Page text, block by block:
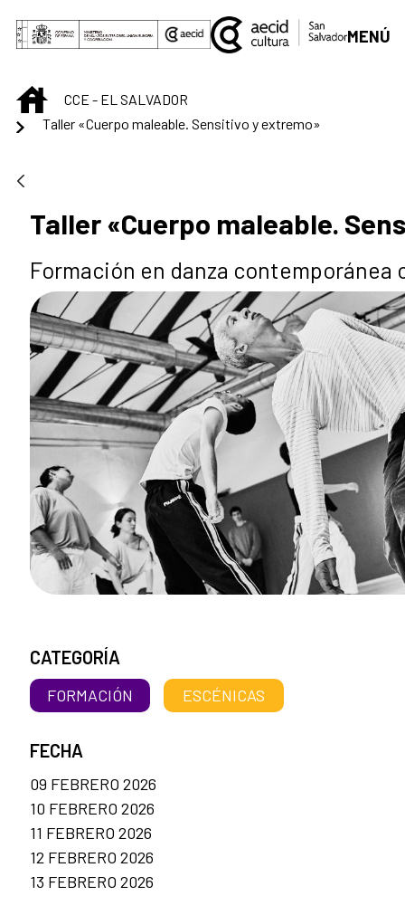
Saltar al contenido principal
MENÚ
INICIOCCE - EL SALVADOR
Taller «Cuerpo maleable. Sensitivo y extremo»
Taller «Cuerpo maleable.
Formación en danza contemporánea
CATEGORÍA
FORMACIÓN ESCÉNICAS
FECHA
09 FEBRERO 2026
10 FEBRERO 2026
11 FEBRERO 2026
12 FEBRERO 2026
13 FEBRERO 2026